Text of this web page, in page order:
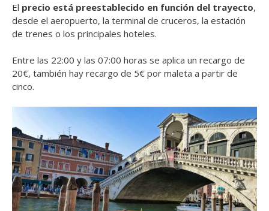
El precio está preestablecido en función del trayecto,
desde el aeropuerto, la terminal de cruceros, la estación
de trenes o los principales hoteles.
Entre las 22:00 y las 07:00 horas se aplica un recargo de
20€, también hay recargo de 5€ por maleta a partir de
cinco.